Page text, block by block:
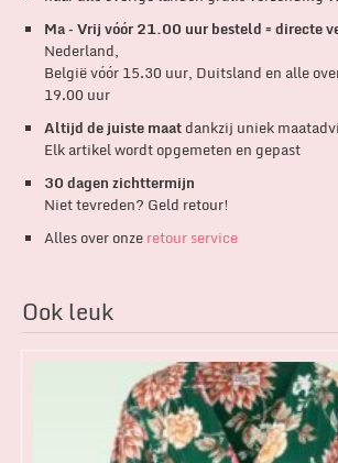
Ma – Vrij vóór 21.00 uur besteld = directe
Nederland,
België vóór 15.30 uur, Duitsland en alle
19.00 uur
Altijd de juiste maatdankzij uniek
Elk artikel wordt opgemeten en gepast
30 dagen zichttermijn
Niet tevreden? Geld retour!
Alles over onzeretour service
Ook leuk